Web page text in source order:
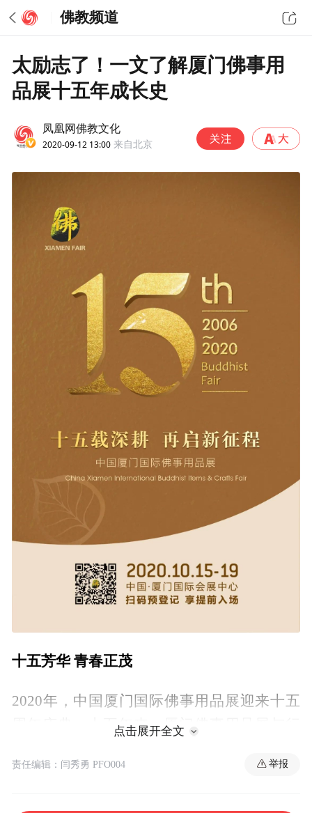
佛教频道
太励志了！一文了解厦门佛事用
品展十五年成长史
凤凰网佛教文化
2020-09-12 13:00 来自北京
十五芳华 青春正茂
2020年，中国厦门国际佛事用品展迎来十五
周年庆典。十五年来，厦门佛事用品展与行
会模式，为数千家国内外参展企业打造一个
点击展开全文
责任编辑：闫秀勇 PFO004 举报